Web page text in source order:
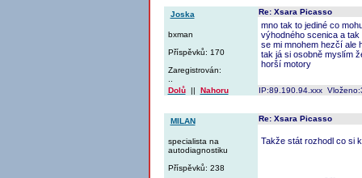
Joska
bxman
Příspěvků: 170
Zaregistrován:
Re: Xsara Picasso
mno tak to jediné co
výhodného scenica a
se mi mnohem hezčí ale
tak já si osobně myslím
horší motory
Dolů|| Nahoru IP:89.190.94.xxx
MILAN
specialista na
autodiagnostiku
Příspěvků: 238
Re: Xsara Picasso
Takže stát rozhodl co si